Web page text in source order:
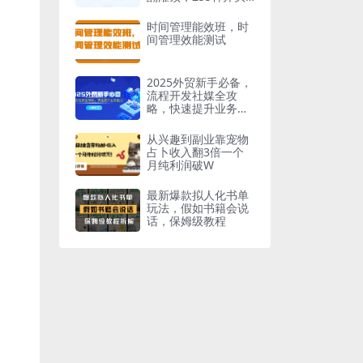
时间管理能效班，时
间管理效能测试
2025外贸新手必备，
流程开发社媒全攻
略，快速提升业务能
从兴趣到副业靠宠物
占卜收入翻3倍一个
月纯利润破W
最新爆款拟人化书单
玩法，假如书籍会说
话，保姆级教程